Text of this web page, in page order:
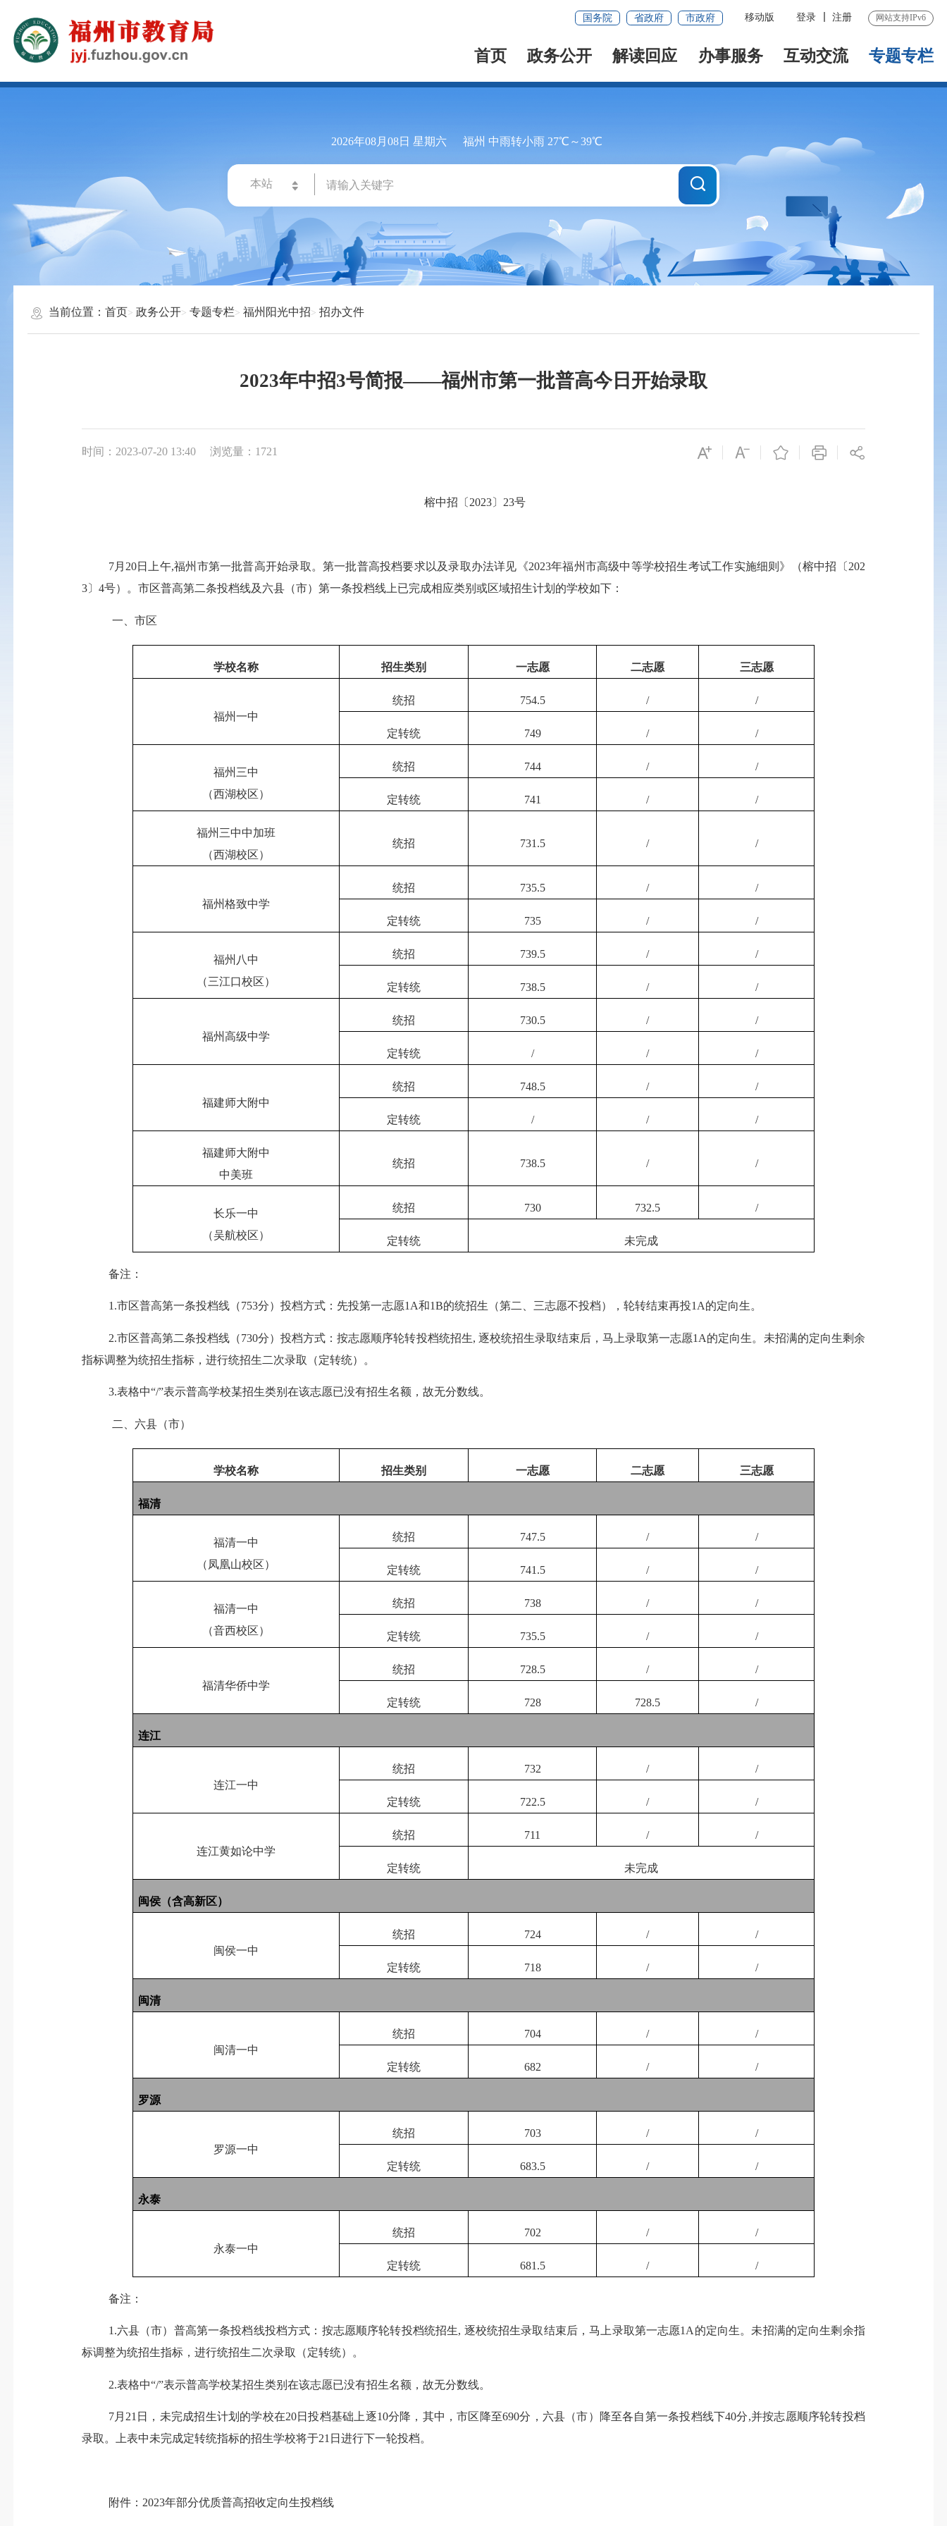
国务院 省政府 市政府 移动版 登录 注册 网站支持IPv6
首页 政务公开 解读回应 办事服务 互动交流 专题专栏
2026年08月08日 星期六 福州 中雨转小雨 27℃～39℃
当前位置：首页 政务公开 专题专栏 福州阳光中招 招办文件
2023年中招3号简报——福州市第一批普高今日开始录取
时间：2023-07-20 13:40 浏览量：1721
榕中招〔 2023〕 23号
7月 20日上午,福州市第一批普高开始录取。第一批普高投档要求以及录取办法详见《2023年福州市高级中等学校招生考试工作实施细则》（榕中招〔 202
3〕4号）。市区普高第二条投档线及六县（市）第一条投档线上已完成相应类别或区域招生计划的学校如下：
一、市区
学校名称 招生类别 一志愿 二志愿 三志愿
福州一中
统招 754.5 / /
定转统 749 / /
福州三中
（西湖校区）
统招 744 / /
定转统 741 / /
福州三中中加班
（西湖校区）
统招 731.5 / /
福州格致中学
统招 735.5 / /
定转统 735 / /
福州八中
（三江口校区）
统招 739.5 / /
定转统 738.5 / /
福州高级中学
统招 730.5 / /
定转统 / / /
福建师大附中
统招 748.5 / /
定转统 / / /
福建师大附中
中美班
统招 738.5 / /
长乐一中
（吴航校区）
统招 730 732.5 /
定转统 未完成
备注：
1.市区普高第一条投档线（753分）投档方式：先投第一志愿1A和1B的统招生（第二、三志愿不投档），轮转结束再投1A的定向生。
2.市区普高第二条投档线（730分）投档方式：按志愿顺序轮转投档统招生, 逐校统招生录取结束后，马上录取第一志愿1A的定向生。未招满的定向生剩余
指标调整为统招生指标，进行统招生二次录取（定转统）。
3.表格中“/”表示普高学校某招生类别在该志愿已没有招生名额，故无分数线。
二、六县（市）
学校名称 招生类别 一志愿 二志愿 三志愿
福清
福清一中
（凤凰山校区）
统招 747.5 / /
定转统 741.5 / /
福清一中
（音西校区）
统招 738 / /
定转统 735.5 / /
福清华侨中学
统招 728.5 / /
定转统 728 728.5 /
连江
连江一中
统招 732 / /
定转统 722.5 / /
连江黄如论中学
统招 711 / /
定转统 未完成
闽侯（含高新区）
闽侯一中
统招 724 / /
定转统 718 / /
闽清
闽清一中
统招 704 / /
定转统 682 / /
罗源
罗源一中
统招 703 / /
定转统 683.5 / /
永泰
永泰一中
统招 702 / /
定转统 681.5 / /
备注：
1.六县（市）普高第一条投档线投档方式： 按志愿顺序轮转投档统招生, 逐校统招生录取结束后，马上录取第一志愿1A 的定向生。未招满的定向生剩余指
标调整为统招生指标，进行统招生二次录取（定转统）。
2.表格中“/”表示普高学校某招生类别在该志愿已没有招生名额，故无分数线。
7月 21 日，未完成招生计划的学校在20日投档基础上逐10分降，其中，市区降至690分，六县（市）降至各自第一条投档线下40分,并按志愿顺序轮转投档
录取。上表中未完成定转统指标的招生学校将于21 日进行下一轮投档。
附件： 2023年部分优质普高招收定向生投档线